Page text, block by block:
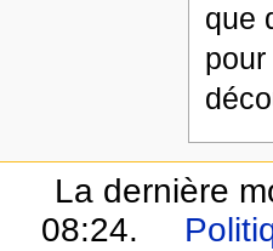
que
La dernière
08:24.